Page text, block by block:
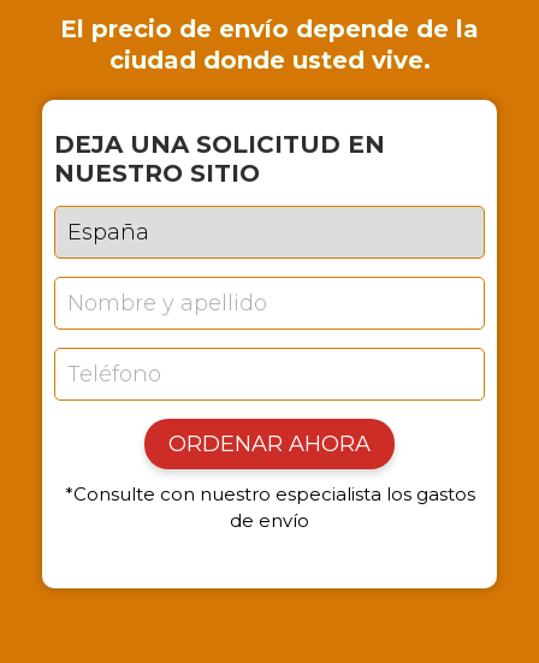
El precio de envío depende de la
ciudad donde usted vive.
DEJA UNA SOLICITUD EN
NUESTRO SITIO
ORDENAR AHORA
*Consulte con nuestro especialista los gastos
de envío